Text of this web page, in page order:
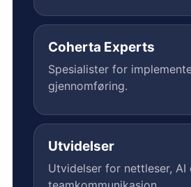
Coherta Experts
Spesialister for
gjennomføring.
Utvidelser
Utvidelser for nettleser, AI